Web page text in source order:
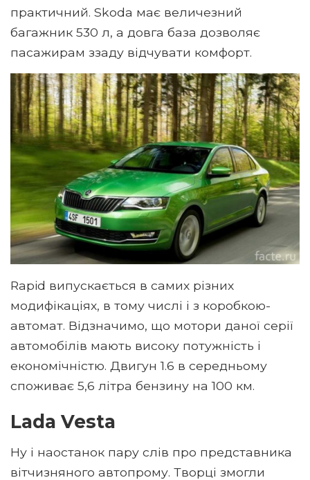
практичний. Skoda має величезний
багажник 530 л, а довга база дозволяє
пасажирам ззаду відчувати комфорт.
Rapid випускається в самих різних
модифікаціях, в тому числі і з коробкою-
автомат. Відзначимо, що мотори даної серії
автомобілів мають високу потужність і
економічністю. Двигун 1.6 в середньому
споживає 5,6 літра бензину на 100 км.
Lada Vesta
Ну і наостанок пару слів про представника
вітчизняного автопрому. Творці змогли